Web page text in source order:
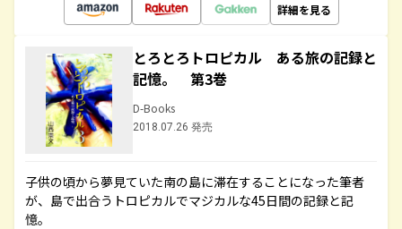
詳細を見る
とろとろトロピカル ある旅の記録と
記憶。 第3巻
D-Books
2018.07.26 発売
子供の頃から夢見ていた南の島に滞在することになった筆者
が、島で出合うトロピカルでマジカルな45日間の記録と記
憶。